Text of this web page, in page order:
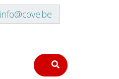
info@cove.be